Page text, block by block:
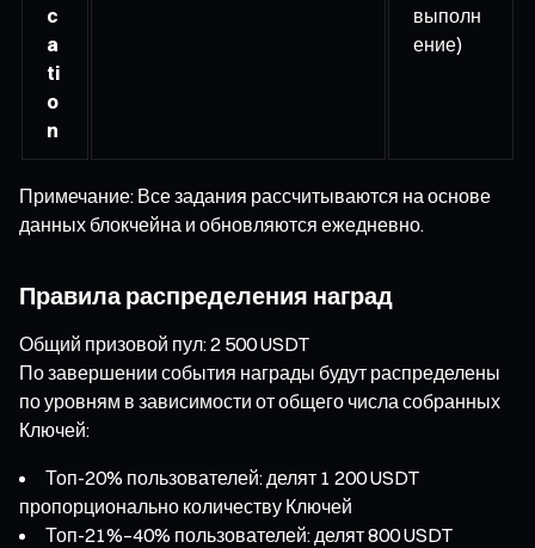
c
a
ti
o
n
выполн
ение)
Примечание: Все задания рассчитываются на основе
данных блокчейна и обновляются ежедневно.
Правила распределения наград
Общий призовой пул: 2 500 USDT
По завершении события награды будут распределены
по уровням в зависимости от общего числа собранных
Ключей:
Топ-20% пользователей: делят 1 200 USDT
пропорционально количеству Ключей
Топ-21%–40% пользователей: делят 800 USDT